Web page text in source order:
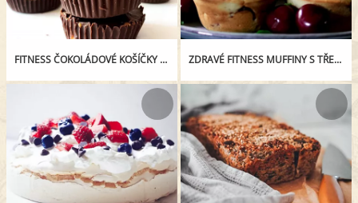
FITNESS ČOKOLÁDOVÉ KOŠÍČKY S ARAŠÍDOVÝM MÁSLEM ZDRAVÉ FITNESS MUFFINY S TŘEŠNĚMI